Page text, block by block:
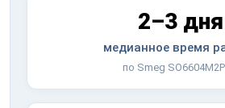
2–3 дня
медианное время
по Smeg